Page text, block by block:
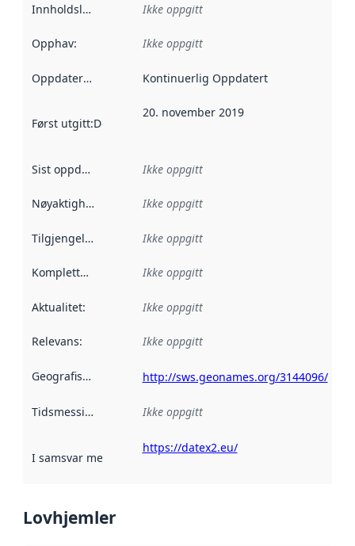
Innholdsleverandører :
Ikke oppgitt
Opphav: Ikke oppgitt
Oppdateringsfrekvens :
Kontinuerlig Oppdatert
Først utgitt:Denne datoen sier når dataene i dette
20. november 2019
Sist oppdatert Ikke oppgitt
Nøyaktighet Ikke oppgitt
Tilgjengelighet Ikke oppgitt
Kompletthet Ikke oppgitt
Aktualitet: Ikke oppgitt
Relevans: Ikke oppgitt
Geografisk avgrensning :
http://sws.geonames.org/3144096/
Tidsmessig avgrensning :
Ikke oppgitt
I samsvar med Referanse til en implementasjonsregel
https://datex2.eu/
Lovhjemler